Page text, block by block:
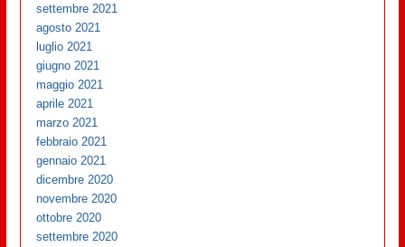
settembre 2021
agosto 2021
luglio 2021
giugno 2021
maggio 2021
aprile 2021
marzo 2021
febbraio 2021
gennaio 2021
dicembre 2020
novembre 2020
ottobre 2020
settembre 2020